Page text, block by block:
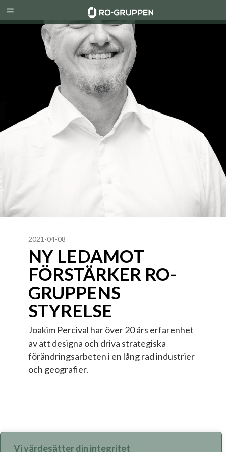
Vi värdesätter din integritet
Menu
Gruppen
2021-04-08
NY LEDAMOT
FÖRSTÄRKER RO-
GRUPPENS
STYRELSE
Joakim Percival har över 20 års erfarenhet
av att designa och driva strategiska
förändringsarbeten i en lång rad industrier
och geografier.